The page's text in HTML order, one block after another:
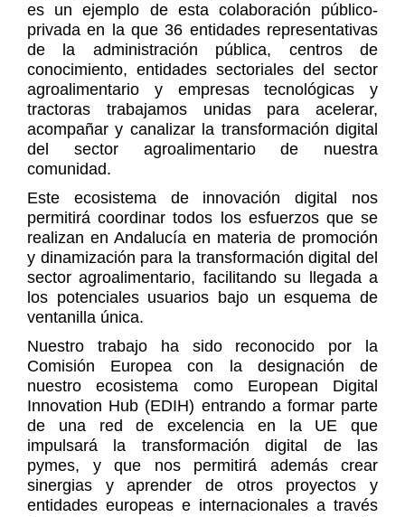
es un ejemplo de esta colaboración público-
privada en la que 36 entidades representativas
de la administración pública, centros de
conocimiento, entidades sectoriales del sector
agroalimentario y empresas tecnológicas y
tractoras trabajamos unidas para acelerar,
acompañar y canalizar la transformación digital
del sector agroalimentario de nuestra
comunidad.
Este ecosistema de innovación digital nos
permitirá coordinar todos los esfuerzos que se
realizan en Andalucía en materia de promoción
y dinamización para la transformación digital del
sector agroalimentario, facilitando su llegada a
los potenciales usuarios bajo un esquema de
ventanilla única.
Nuestro trabajo ha sido reconocido por la
Comisión Europea con la designación de
nuestro ecosistema como European Digital
Innovation Hub (EDIH) entrando a formar parte
de una red de excelencia en la UE que
impulsará la transformación digital de las
pymes, y que nos permitirá además crear
sinergias y aprender de otros proyectos y
entidades europeas e internacionales a través